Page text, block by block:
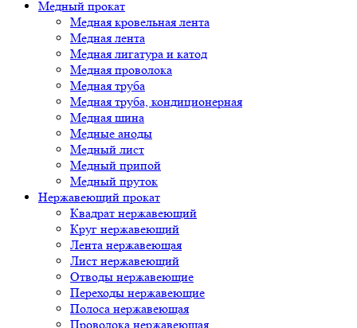
Медный прокат
Медная кровельная лента
Медная лента
Медная лигатура и катод
Медная проволока
Медная труба
Медная труба, кондиционерная
Медная шина
Медные аноды
Медный лист
Медный припой
Медный пруток
Нержавеющий прокат
Квадрат нержавеющий
Круг нержавеющий
Лента нержавеющая
Лист нержавеющий
Отводы нержавеющие
Переходы нержавеющие
Полоса нержавеющая
Проволока нержавеющая